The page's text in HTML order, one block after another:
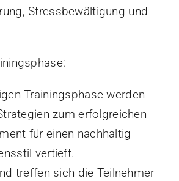
Stressbewältigung und
Trainingsphase werden
zum erfolgreichen
für einen nachhaltig
vertieft.
treffen sich die Teilnehmer